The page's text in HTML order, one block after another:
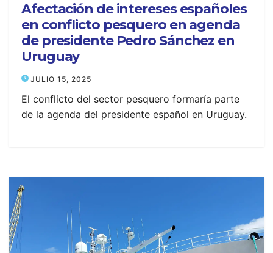
Afectación de intereses españoles
en conflicto pesquero en agenda
de presidente Pedro Sánchez en
Uruguay
JULIO 15, 2025
El conflicto del sector pesquero formaría parte
de la agenda del presidente español en Uruguay.